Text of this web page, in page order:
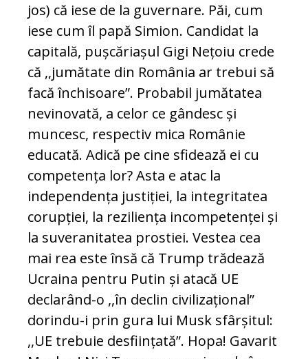
jos) că iese de la guvernare. Păi, cum
iese cum îl papă Simion. Candidat la
capitală, pușcăriașul Gigi Nețoiu crede
că ,,jumătate din România ar trebui să
facă închisoare”. Probabil jumătatea
nevinovată, a celor ce gândesc și
muncesc, respectiv mica Românie
educată. Adică pe cine sfidează ei cu
competența lor? Asta e atac la
independența justiției, la integritatea
corupției, la reziliența incompetenței și
la suveranitatea prostiei. Vestea cea
mai rea este însă că Trump trădează
Ucraina pentru Putin și atacă UE
declarând-o ,,în declin civilizațional”
dorindu-i prin gura lui Musk sfârșitul:
,,UE trebuie desființată”. Hopa! Gavarit